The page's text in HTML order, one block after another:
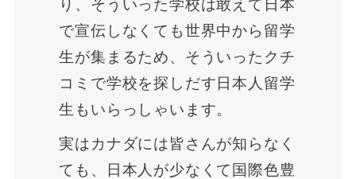
り、そういった学校は敢えて日本
で宣伝しなくても世界中から留学
生が集まるため、そういったクチ
コミで学校を探しだす日本人留学
生もいらっしゃいます。
実はカナダには皆さんが知らなく
ても、日本人が少なくて国際色豊